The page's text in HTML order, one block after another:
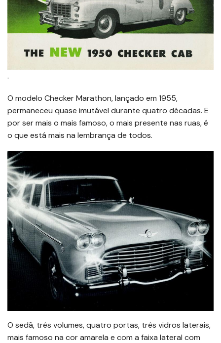
.
O modelo Checker Marathon, lançado em 1955,
permaneceu quase imutável durante quatro décadas. E
por ser mais o mais famoso, o mais presente nas ruas, é
o que está mais na lembrança de todos.
O sedã, três volumes, quatro portas, três vidros laterais,
mais famoso na cor amarela e com a faixa lateral com